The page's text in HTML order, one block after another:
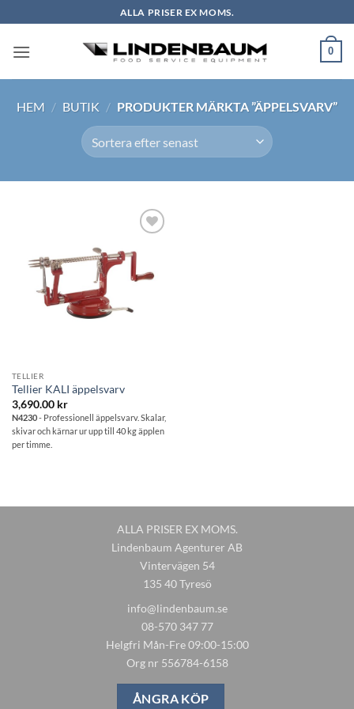
to
content
ALLA PRISER EX MOMS.
0
HEM / BUTIK / PRODUKTER MÄRKTA ”ÄPPELSVARV”
önskelistan
TELLIER
Tellier KALI äppelsvarv
3,690.00 kr
N4230- Professionell äppelsvarv. Skalar,
skivar och kärnar ur upp till 40 kg äpplen
per timme.
ALLA PRISER EX MOMS.
Lindenbaum Agenturer AB
Vintervägen 54
135 40 Tyresö
info@lindenbaum.se
08-570 347 77
Helgfri Mån-Fre 09:00-15:00
Org nr 556784-6158
ÅNGRA KÖP